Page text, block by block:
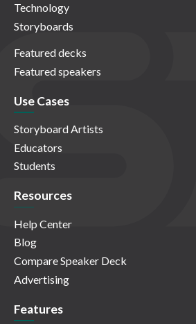
Technology
Storyboards
Featured decks
Featured speakers
Use Cases
Storyboard Artists
Educators
Students
Resources
Help Center
Blog
Compare Speaker Deck
Advertising
Features